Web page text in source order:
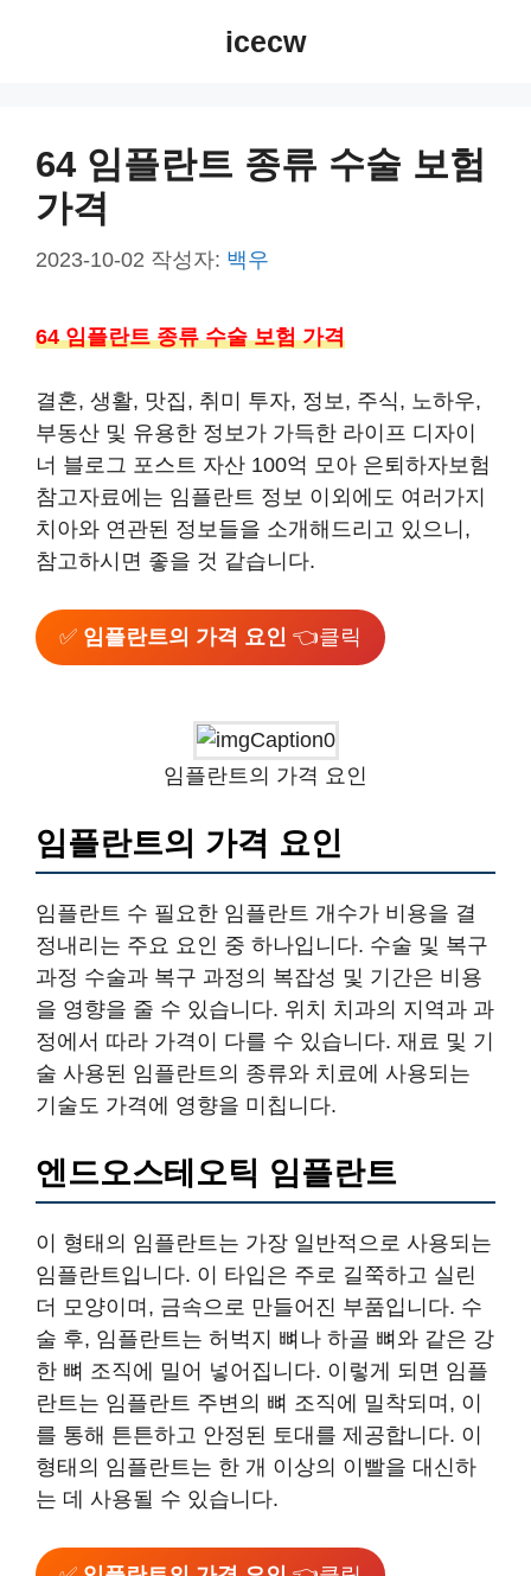
icecw
64 임플란트 종류 수술 보험
가격
2023-10-02 작성자: 백우
64 임플란트 종류 수술 보험 가격
결혼, 생활, 맛집, 취미 투자, 정보, 주식, 노하우,
부동산 및 유용한 정보가 가득한 라이프 디자이
너 블로그 포스트 자산 100억 모아 은퇴하자보험
참고자료에는 임플란트 정보 이외에도 여러가지
치아와 연관된 정보들을 소개해드리고 있으니,
참고하시면 좋을 것 같습니다.
✅ 임플란트의 가격 요인 👈클릭
임플란트의 가격 요인
임플란트의 가격 요인
임플란트 수 필요한 임플란트 개수가 비용을 결
정내리는 주요 요인 중 하나입니다. 수술 및 복구
과정 수술과 복구 과정의 복잡성 및 기간은 비용
을 영향을 줄 수 있습니다. 위치 치과의 지역과 과
정에서 따라 가격이 다를 수 있습니다. 재료 및 기
술 사용된 임플란트의 종류와 치료에 사용되는
기술도 가격에 영향을 미칩니다.
엔드오스테오틱 임플란트
이 형태의 임플란트는 가장 일반적으로 사용되는
임플란트입니다. 이 타입은 주로 길쭉하고 실린
더 모양이며, 금속으로 만들어진 부품입니다. 수
술 후, 임플란트는 허벅지 뼈나 하골 뼈와 같은 강
한 뼈 조직에 밀어 넣어집니다. 이렇게 되면 임플
란트는 임플란트 주변의 뼈 조직에 밀착되며, 이
를 통해 튼튼하고 안정된 토대를 제공합니다. 이
형태의 임플란트는 한 개 이상의 이빨을 대신하
는 데 사용될 수 있습니다.